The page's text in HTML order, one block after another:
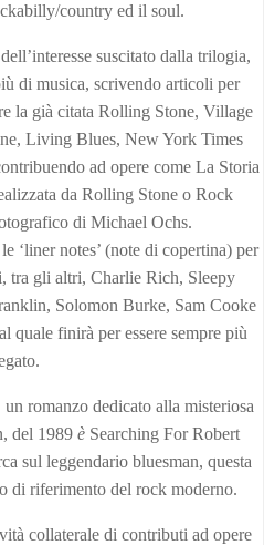
country ed il soul.
suscitato dalla trilogia,
di musica, scrivendo articoli per
la già citata Rolling Stone, Village
Living Blues, New York Times
ad opere come La Storia
da Rolling Stone o Rock
di Michael Ochs.
‘liner notes’ (note di copertina) per
tra gli altri, Charlie Rich, Sleepy
Solomon Burke, Sam Cooke
quale finirà per essere sempre più
un romanzo dedicato alla misteriosa
del 1989 è Searching For Robert
sul leggendario bluesman, questa
di riferimento del rock moderno.
collaterale di contributi ad opere